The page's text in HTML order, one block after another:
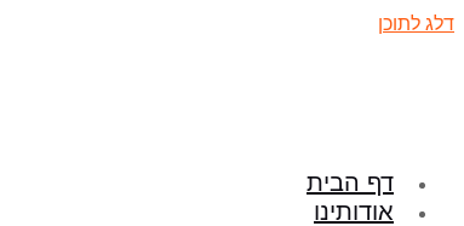
דלג לתוכן
דף הבית
אודותינו